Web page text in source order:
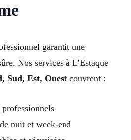
garantit une
Nos services à L’Estaque
Sud, Est, Ouest couvrent :
nuit et week-end